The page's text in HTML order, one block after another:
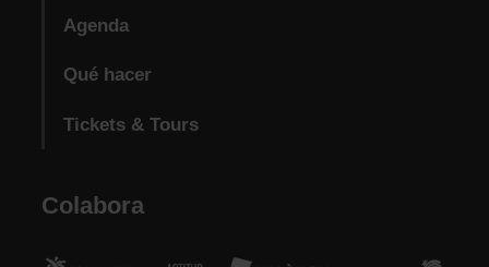
Agenda
Qué hacer
Tickets & Tours
Colabora